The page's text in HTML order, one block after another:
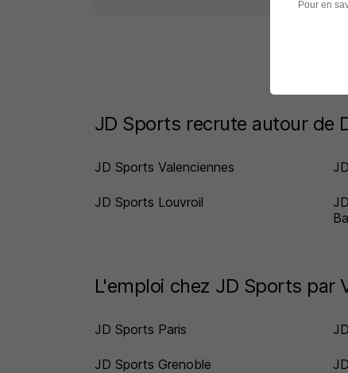
JD Sports recrute autour de
JD Sports Valenciennes
JD Sports Louvroil
L'emploi chez JD Sports par
JD Sports Paris
JD Sports Grenoble
Pour en